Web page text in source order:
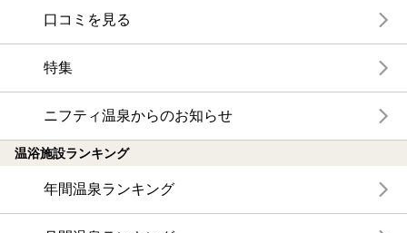
口コミを見る
特集
ニフティ温泉からのお知らせ
温浴施設ランキング
年間温泉ランキング